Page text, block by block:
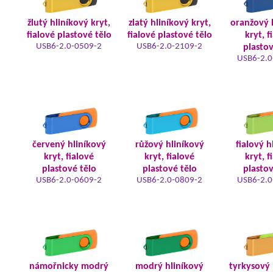
žlutý hliníkový kryt,
fialové plastové tělo
USB6-2.0-0509-2
zlatý hliníkový kryt,
fialové plastové tělo
USB6-2.0-2109-2
oranžový
kryt,
USB6-
červený hliníkový
kryt, fialové
plastové tělo
USB6-2.0-0609-2
růžový hliníkový
kryt, fialové
plastové tělo
USB6-2.0-0809-2
fialový
kryt,
USB6-
námořnicky modrý
modrý hliníkový
tyrkysový